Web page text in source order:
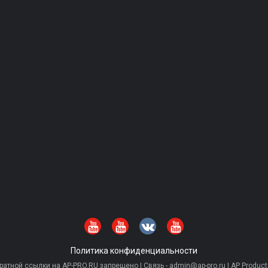
Политика конфиденциальности
ссылки на AP-PRO.RU запрещено | Связь - admin@ap-pro.ru | AP